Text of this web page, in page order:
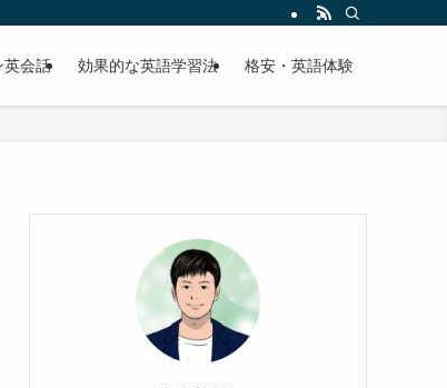
英会話 効果的な英語学習法 格安・英語体験